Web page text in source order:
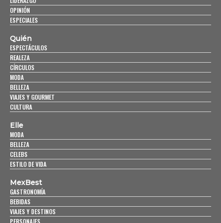
OPINIÓN
ESPECIALES
Quién
ESPECTÁCULOS
REALEZA
CÍRCULOS
MODA
BELLEZA
VIAJES Y GOURMET
CULTURA
Elle
MODA
BELLEZA
CELEBS
ESTILO DE VIDA
MexBest
GASTRONOMÍA
BEBIDAS
VIAJES Y DESTINOS